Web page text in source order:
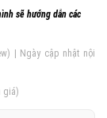
sẽ hướng dẫn các
| Ngày cập nhật nội
giá)